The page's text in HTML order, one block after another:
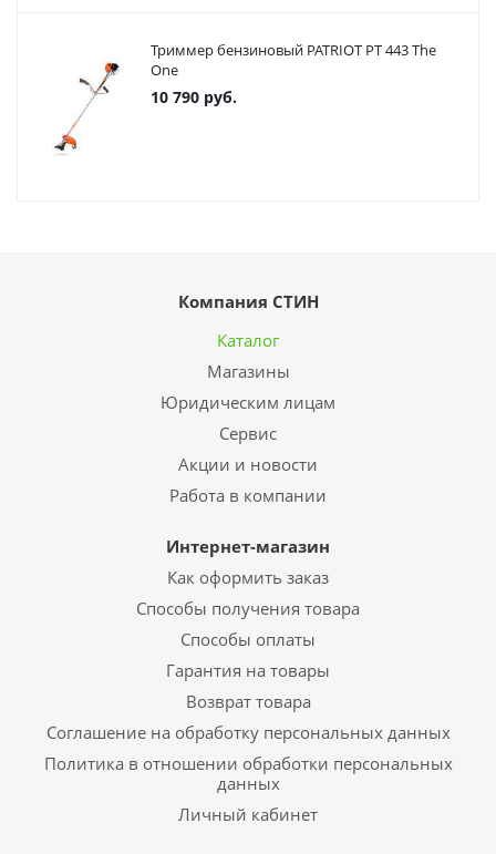
Триммер бензиновый PATRIOT PT 443 The
One
10 790 руб.
Компания СТИН
Каталог
Магазины
Юридическим лицам
Сервис
Акции и новости
Работа в компании
Интернет-магазин
Как оформить заказ
Способы получения товара
Способы оплаты
Гарантия на товары
Возврат товара
Соглашение на обработку персональных данных
Политика в отношении обработки персональных
данных
Личный кабинет